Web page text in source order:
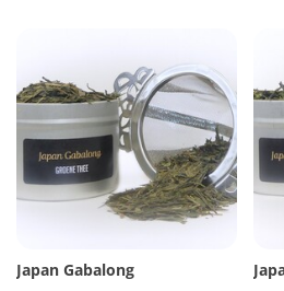
Japan Gabalong